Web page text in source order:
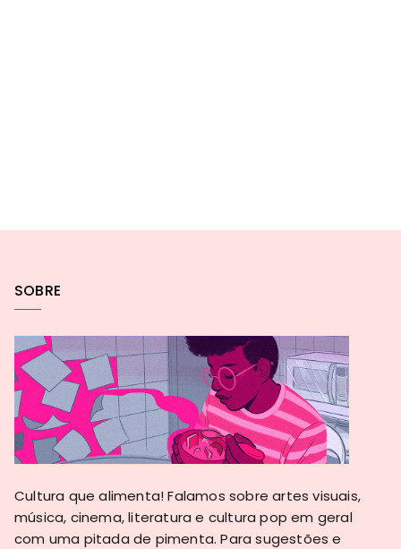
SOBRE
Cultura que alimenta! Falamos sobre artes visuais,
música, cinema, literatura e cultura pop em geral
com uma pitada de pimenta. Para sugestões e